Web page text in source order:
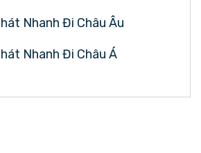
Nhanh Đi Châu Âu
Nhanh Đi Châu Á